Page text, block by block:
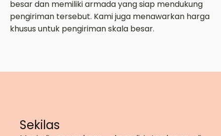
besar dan memiliki armada yang siap mendukung
pengiriman tersebut. Kami juga menawarkan harga
khusus untuk pengiriman skala besar.
Sekilas